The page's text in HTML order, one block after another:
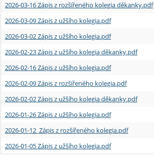
2026-03-16 Zápis z rozšířeného kolegia děkanky.pdf
2026-03-09 Zápis z užšího kolegia.pdf
2026-03-02 Zápis z užšího kolegia.pdf
2026-02-23 Zápis z užšího kolegia děkanky.pdf
2026-02-16 Zápis z užšího kolegia.pdf
2026-02-09 Zápis z rozšířeného kolegia.pdf
2026-02-02 Zápis z užšího kolegia děkanky.pdf
2026-01-26 Zápis z užšího kolegia.pdf
2026-01-12 Zápis z rozšířeného kolegia.pdf
2026-01-05 Zápis z užšího kolegia.pdf